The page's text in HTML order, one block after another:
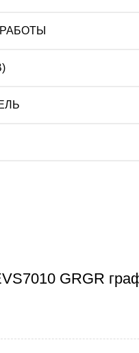
GRGR